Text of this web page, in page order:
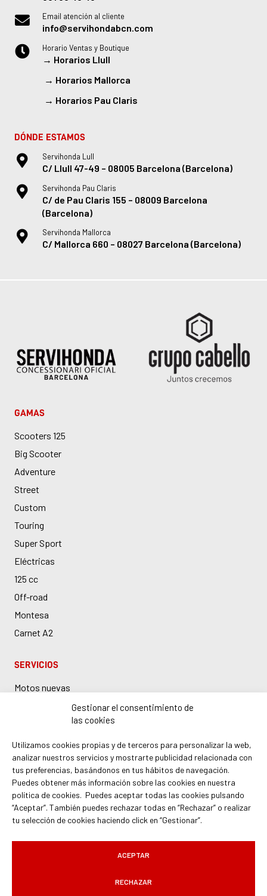
Gestionar el consentimiento de
las cookies
Utilizamos cookies propias y de terceros para personalizar la web,
analizar nuestros servicios y mostrarte publicidad relacionada con
tus preferencias, basándonos en tus hábitos de navegación.
Puedes obtener más información sobre las cookies en nuestra
política de cookies. Puedes aceptar todas las cookies pulsando
“Aceptar”. También puedes rechazar todas en “Rechazar” o realizar
tu selección de cookies haciendo click en “Gestionar”.
ACEPTAR
RECHAZAR
Email atención al cliente
info@servihondabcn.com
Horario Ventas y Boutique
→ Horarios Llull
→ Horarios Mallorca
→ Horarios Pau Claris
DÓNDE ESTAMOS
Servihonda Lull
C/ Llull 47-49 – 08005 Barcelona (Barcelona)
Servihonda Pau Claris
C/ de Pau Claris 155 – 08009 Barcelona
(Barcelona)
Servihonda Mallorca
C/ Mallorca 660 – 08027 Barcelona (Barcelona)
GAMAS
Scooters 125
Big Scooter
Adventure
Street
Custom
Touring
Super Sport
Eléctricas
125 cc
Off-road
Montesa
Carnet A2
SERVICIOS
Motos nuevas
Motos de ocasión
Taller Honda en Barcelona
Boutique y accesorios
Recambios Honda
Demo bike